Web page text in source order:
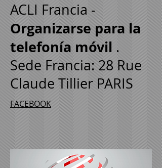
ACLI Francia -
Organizarse para la
telefonía móvil.
Sede Francia: 28 Rue
Claude Tillier PARIS
FACEBOOK